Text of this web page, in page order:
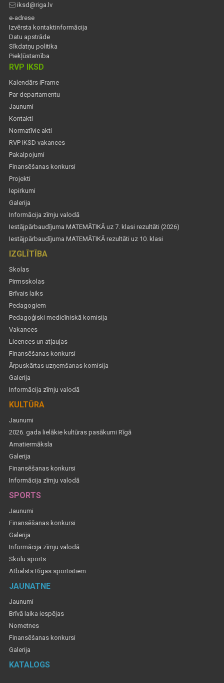
iksd@riga.lv
e-adrese
Izvērsta kontaktinformācija
Datu apstrāde
Sīkdatņu politika
Piekļūstamība
RVP IKSD
Kalendārs iFrame
Par departamentu
Jaunumi
Kontakti
Normatīvie akti
RVP IKSD vakances
Pakalpojumi
Finansēšanas konkursi
Projekti
Iepirkumi
Galerija
Informācija zīmju valodā
Iestājpārbaudījuma MATEMĀTIKĀ uz 7. klasi rezultāti (2026)
Iestājpārbaudījuma MATEMĀTIKĀ rezultāti uz 10. klasi
IZGLĪTĪBA
Skolas
Pirmsskolas
Brīvais laiks
Pedagogiem
Pedagoģiski medicīniskā komisija
Vakances
Licences un atļaujas
Finansēšanas konkursi
Ārpuskārtas uzņemšanas komisija
Galerija
Informācija zīmju valodā
KULTŪRA
Jaunumi
2026. gada lielākie kultūras pasākumi Rīgā
Amatiermāksla
Galerija
Finansēšanas konkursi
Informācija zīmju valodā
SPORTS
Jaunumi
Finansēšanas konkursi
Galerija
Informācija zīmju valodā
Skolu sports
Atbalsts Rīgas sportistiem
JAUNATNE
Jaunumi
Brīvā laika iespējas
Nometnes
Finansēšanas konkursi
Galerija
KATALOGS